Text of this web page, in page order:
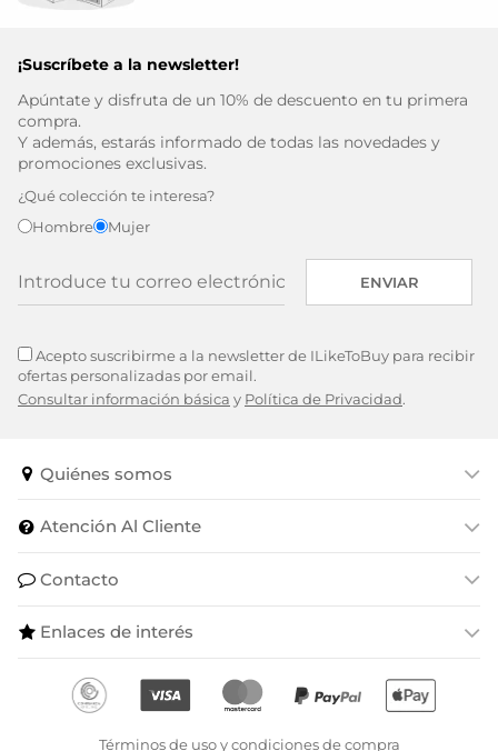
¡Suscríbete a la newsletter!
Apúntate y disfruta de un 10% de descuento en tu primera
compra.
Y además, estarás informado de todas las novedades y
promociones exclusivas.
¿Qué colección te interesa?
Hombre
Mujer
ENVIAR
Acepto suscribirme a la newsletter de ILikeToBuy para recibir
ofertas personalizadas por email.
Consultar información básica y Política de Privacidad.
Quiénes somos
Atención Al Cliente
Contacto
Enlaces de interés
Términos de uso y condiciones de compra